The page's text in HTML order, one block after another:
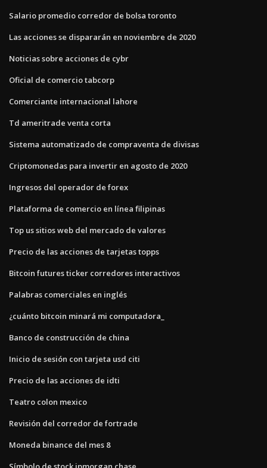
Salario promedio corredor de bolsa toronto
Las acciones se dispararán en noviembre de 2020
Noticias sobre acciones de cybr
Oficial de comercio tabcorp
Comerciante internacional lahore
Td ameritrade venta corta
Sistema automatizado de compraventa de divisas
Criptomonedas para invertir en agosto de 2020
Ingresos del operador de forex
Plataforma de comercio en línea filipinas
Top us sitios web del mercado de valores
Precio de las acciones de tarjetas topps
Bitcoin futures ticker corredores interactivos
Palabras comerciales en inglés
¿cuánto bitcoin minará mi computadora_
Banco de construcción de china
Inicio de sesión con tarjeta usd citi
Precio de las acciones de idti
Teatro colon mexico
Revisión del corredor de fortrade
Moneda binance del mes 8